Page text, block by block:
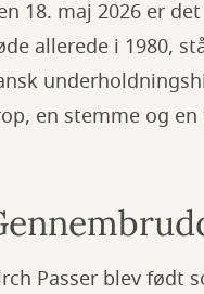
18. maj 2026 er
allerede i 1980,
en stemme og
Passer blev født